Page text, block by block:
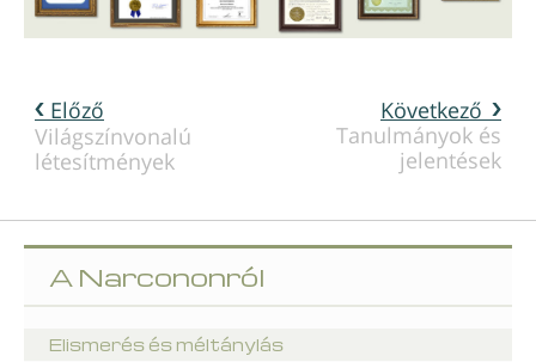
Következő
Tanulmányok és
jelentések
Előző
Világszínvonalú
létesítmények
A Narcononról
Elismerés és méltánylás